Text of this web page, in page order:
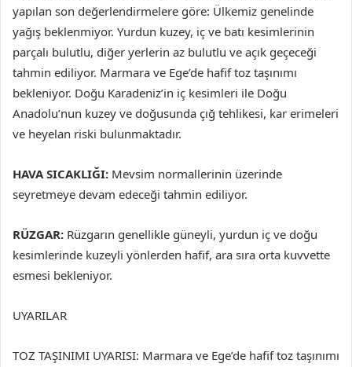
yapılan son değerlendirmelere göre: Ülkemiz genelinde
yağış beklenmiyor. Yurdun kuzey, iç ve batı kesimlerinin
parçalı bulutlu, diğer yerlerin az bulutlu ve açık geçeceği
tahmin ediliyor. Marmara ve Ege’de hafif toz taşınımı
bekleniyor. Doğu Karadeniz’in iç kesimleri ile Doğu
Anadolu’nun kuzey ve doğusunda çığ tehlikesi, kar erimeleri
ve heyelan riski bulunmaktadır.
HAVA SICAKLIĞI: Mevsim normallerinin üzerinde
seyretmeye devam edeceği tahmin ediliyor.
RÜZGAR: Rüzgarın genellikle güneyli, yurdun iç ve doğu
kesimlerinde kuzeyli yönlerden hafif, ara sıra orta kuvvette
esmesi bekleniyor.
UYARILAR
TOZ TAŞINIMI UYARISI: Marmara ve Ege’de hafif toz taşınımı